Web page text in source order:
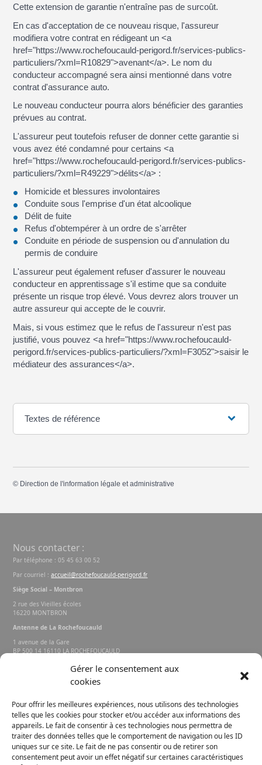
Gérer le consentement aux
cookies
Pour offrir les meilleures expériences, nous utilisons des technologies
telles que les cookies pour stocker et/ou accéder aux informations des
appareils. Le fait de consentir à ces technologies nous permettra de
traiter des données telles que le comportement de navigation ou les ID
uniques sur ce site. Le fait de ne pas consentir ou de retirer son
consentement peut avoir un effet négatif sur certaines caractéristiques
Cette extension de garantie n'entraîne pas de surcoût.
En cas d'acceptation de ce nouveau risque, l'assureur
modifiera votre contrat en rédigeant un <a
href="https://www.rochefoucauld-perigord.fr/services-publics-
particuliers/?xml=R10829">avenant</a>. Le nom du
conducteur accompagné sera ainsi mentionné dans votre
contrat d'assurance auto.
Le nouveau conducteur pourra alors bénéficier des garanties
prévues au contrat.
L'assureur peut toutefois refuser de donner cette garantie si
vous avez été condamné pour certains <a
href="https://www.rochefoucauld-perigord.fr/services-publics-
particuliers/?xml=R49229">délits</a> :
Homicide et blessures involontaires
Conduite sous l'emprise d'un état alcoolique
Délit de fuite
Refus d'obtempérer à un ordre de s'arrêter
Conduite en période de suspension ou d'annulation du
permis de conduire
L'assureur peut également refuser d'assurer le nouveau
conducteur en apprentissage s'il estime que sa conduite
présente un risque trop élevé. Vous devrez alors trouver un
autre assureur qui accepte de le couvrir.
Mais, si vous estimez que le refus de l'assureur n'est pas
justifié, vous pouvez <a href="https://www.rochefoucauld-
perigord.fr/services-publics-particuliers/?xml=F3052">saisir le
médiateur des assurances</a>.
Textes de référence
© Direction de l'information légale et administrative
Nous contacter :
Par téléphone : 05 45 63 00 52
Par courriel :accueil@rochefoucauld-perigord.fr
Siège Social – Montbron
2 rue des Vieilles écoles
16220 MONTBRON
Antenne de La Rochefoucauld
1 avenue de la Gare
BP 500 14 16110 LA ROCHEFOUCAULD